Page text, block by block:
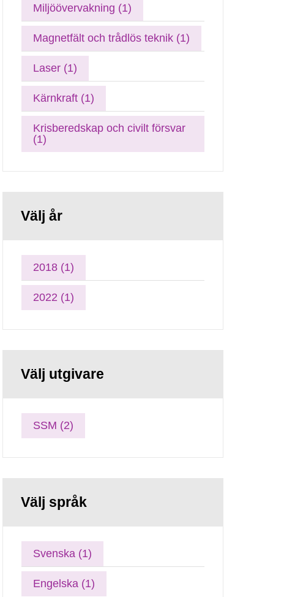
Miljöövervakning (1)
Magnetfält och trådlös teknik (1)
Laser (1)
Kärnkraft (1)
Krisberedskap och civilt försvar
(1)
Välj år
2018 (1)
2022 (1)
Välj utgivare
SSM (2)
Välj språk
Svenska (1)
Engelska (1)